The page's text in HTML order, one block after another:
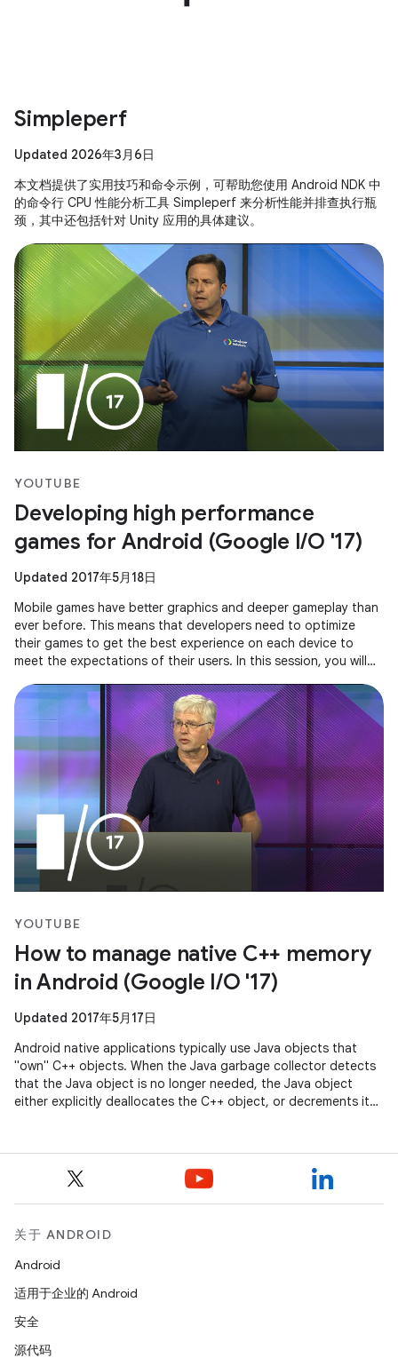
Simpleperf
Updated 2026年3月6日
本文档提供了实用技巧和命令示例，可帮助您使用 Android NDK 中
的命令行 CPU 性能分析工具 Simpleperf 来分析性能并排查执行瓶
颈，其中还包括针对 Unity 应用的具体建议。
YOUTUBE
Developing high performance
games for Android (Google I/O '17)
Updated 2017年5月18日
Mobile games have better graphics and deeper gameplay than
ever before. This means that developers need to optimize
their games to get the best experience on each device to
meet the expectations of their users. In this session, you will
YOUTUBE
How to manage native C++ memory
in Android (Google I/O '17)
Updated 2017年5月17日
Android native applications typically use Java objects that
"own" C++ objects. When the Java garbage collector detects
that the Java object is no longer needed, the Java object
either explicitly deallocates the C++ object, or decrements its
关于 ANDROID
Android
适用于企业的 Android
安全
源代码